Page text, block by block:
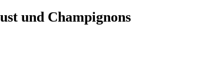
und Champignons